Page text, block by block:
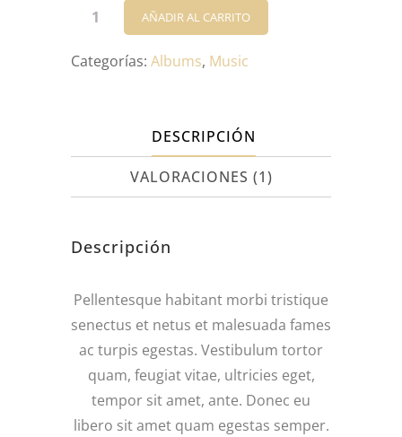
Woo
#3
AÑADIR AL CARRITO
Categorías: Albums, Music
DESCRIPCIÓN
VALORACIONES (1)
Descripción
Pellentesque habitant morbi tristique
senectus et netus et malesuada fames
ac turpis egestas. Vestibulum tortor
quam, feugiat vitae, ultricies eget,
tempor sit amet, ante. Donec eu
libero sit amet quam egestas semper.